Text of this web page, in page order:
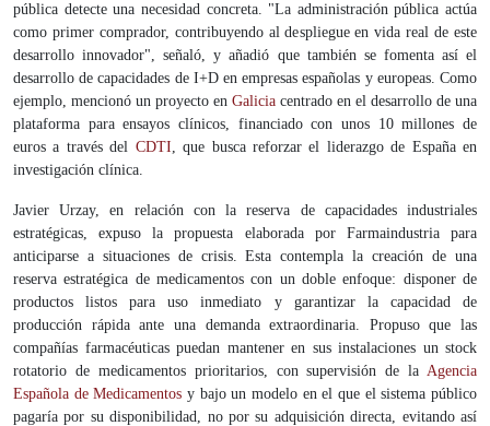
pública detecte una necesidad concreta. "La administración pública actúa
como primer comprador, contribuyendo al despliegue en vida real de este
desarrollo innovador", señaló, y añadió que también se fomenta así el
desarrollo de capacidades de I+D en empresas españolas y europeas. Como
ejemplo, mencionó un proyecto en Galicia centrado en el desarrollo de una
plataforma para ensayos clínicos, financiado con unos 10 millones de
euros a través del CDTI, que busca reforzar el liderazgo de España en
investigación clínica.
Javier Urzay, en relación con la reserva de capacidades industriales
estratégicas, expuso la propuesta elaborada por Farmaindustria para
anticiparse a situaciones de crisis. Esta contempla la creación de una
reserva estratégica de medicamentos con un doble enfoque: disponer de
productos listos para uso inmediato y garantizar la capacidad de
producción rápida ante una demanda extraordinaria. Propuso que las
compañías farmacéuticas puedan mantener en sus instalaciones un stock
rotatorio de medicamentos prioritarios, con supervisión de la Agencia
Española de Medicamentos y bajo un modelo en el que el sistema público
pagaría por su disponibilidad, no por su adquisición directa, evitando así